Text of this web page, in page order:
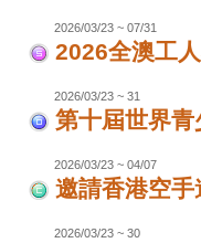
2026/03/23 ~ 07/31
2026全澳工
2026/03/23 ~ 31
第十屆世界
2026/03/23 ~ 04/07
邀請香港空
2026/03/23 ~ 30